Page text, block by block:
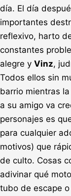
día. El día
importantes
reflexivo, harto
constantes
alegre y Vinz,
Todos ellos sin
barrio mientras
a su amigo va
personajes es
para cualquier
motivos) que
de culto. Cosas
adivinar qué
tubo de escape